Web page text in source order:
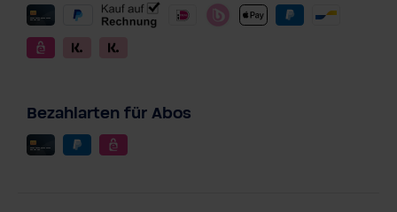
Bezahlarten für Abos